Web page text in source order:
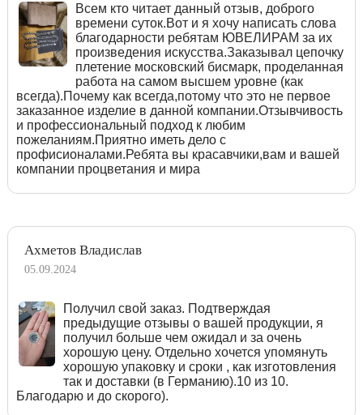
Всем кто читает данный отзыв, доброго
времени суток.Вот и я хочу написать слова
благодарности ребятам ЮВЕЛИРАМ за их
произведения искусства.Заказывал цепочку
плетение московский бисмарк, проделанная
работа на самом высшем уровне (как
всегда).Почему как всегда,потому что это не первое
заказанное изделие в данной компании.Отзывчивость
и профессиональный подход к любим
пожеланиям.Приятно иметь дело с
профисионалами.Ребята вы красавчики,вам и вашей
компании процветания и мира
Ахметов Владислав
05.09.2024
Получил свой заказ. Подтверждая
предыдущие отзывы о вашей продукции, я
получил больше чем ожидал и за очень
хорошую цену. Отдельно хочется упомянуть
хорошую упаковку и сроки , как изготовления
так и доставки (в Германию).10 из 10.
Благодарю и до скорого).